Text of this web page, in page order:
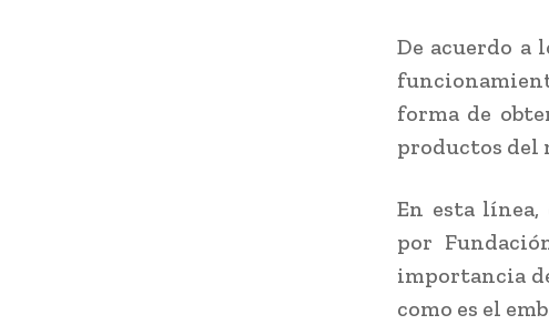
De acuerdo a
forma de
productos del
En esta línea,
por
importancia
como es el